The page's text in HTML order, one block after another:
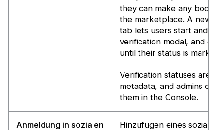
they can make any
the marketplace. A new
tab lets users start and
verification modal, and
until their status is
Verification statuses are
metadata, and admins
them in the Console.
Anmeldung in sozialen
Hinzufügen eines